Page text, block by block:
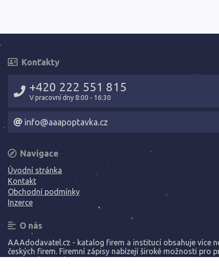
Kontakty
+420 222 551 815
V pracovní dny 8:00 - 16:30
info@aaapoptavka.cz
Navigace
Úvodní stránka
Kontakt
Obchodní podmínky
Inzerce
O nás
AAAdodavatel.cz - katalog firem a institucí obsahuje více
českých firem. Firemní zápisy nabízejí široké možnosti pro
Vaší společnosti.